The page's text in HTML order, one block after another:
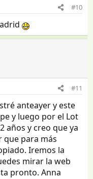
#10
#11
anteayer y este
y luego por el Lot
años y creo que ya
que para más
Iremos la
mirar la web
pronto. Anna